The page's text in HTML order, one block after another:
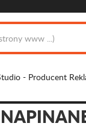
- Producent